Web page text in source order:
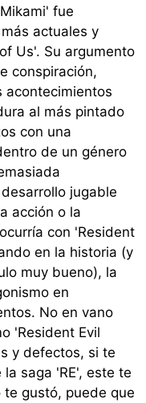
fue
actuales y
Us'. Su argumento
conspiración,
acontecimientos
al más pintado
con una
de un género
jugable
acción o la
con 'Resident
en la historia (y
muy bueno), la
en
No en vano
'Resident Evil
y defectos, si te
saga 'RE', este te
gustó, puede que